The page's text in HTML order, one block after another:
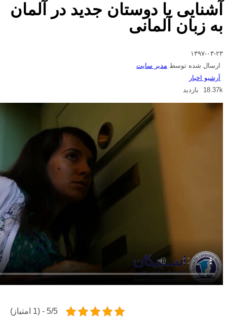
آشنایی با دوستان جدید در آلمان
به زبان آلمانی
۱۳۹۷-۰۳-۲۳
ارسال شده توسط مدیر سایت
آرشیو اخبار
18.37k بازدید
5/5 - (1 امتیاز)